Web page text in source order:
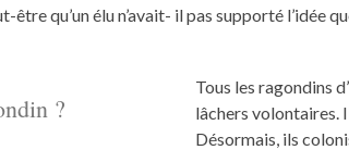
être qu’un élu n’avait- il pas supporté l’idée
?
Tous les ragondins
lâchers volontaires.
Désormais, ils